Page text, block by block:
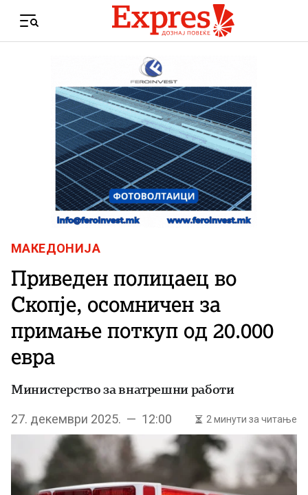
Menu
МАКЕДОНИЈА
Приведен полицаец во
Скопje, осомничен за
примање поткуп од 20.000
евра
Министерство за внатрешни работи
27. декември 2025. — 12:00 2 минути за читање